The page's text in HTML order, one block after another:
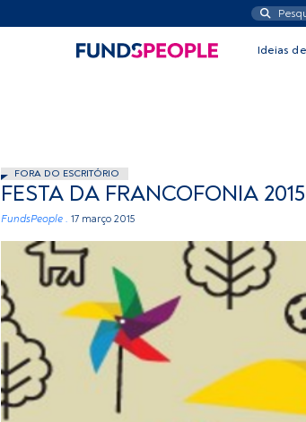
Ideias
FORA DO ESCRITÓRIO
FESTA DA FRANCOFONIA 2015
FundsPeople . 17 março 2015